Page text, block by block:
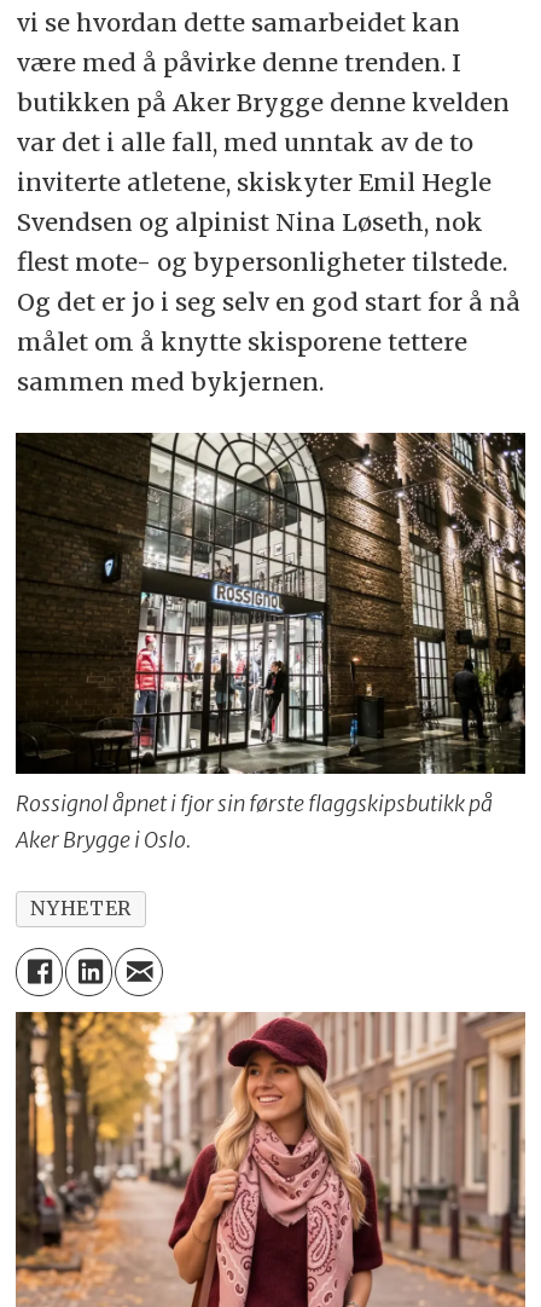
vi se hvordan dette samarbeidet kan
være med å påvirke denne trenden. I
butikken på Aker Brygge denne kvelden
var det i alle fall, med unntak av de to
inviterte atletene, skiskyter Emil Hegle
Svendsen og alpinist Nina Løseth, nok
flest mote- og bypersonligheter tilstede.
Og det er jo i seg selv en god start for å nå
målet om å knytte skisporene tettere
sammen med bykjernen.
Rossignol åpnet i fjor sin første flaggskipsbutikk på
Aker Brygge i Oslo.
NYHETER